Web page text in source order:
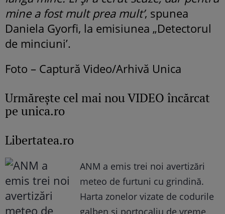
mine a fost mult prea mult’, spunea
Daniela Gyorfi, la emisiunea „Detectorul
de minciuni’.
Foto – Captură Video/Arhivă Unica
Urmăreşte cel mai nou VIDEO încărcat
pe unica.ro
Libertatea.ro
ANM a emis trei noi avertizări
meteo de furtuni cu grindină.
Harta zonelor vizate de codurile
galben și portocaliu de vreme